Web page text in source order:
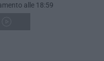
alle 18:59